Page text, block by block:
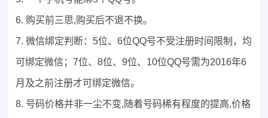
6. 购买前三思,购买后不退不换。
7. 微信绑定判断：5位、6位QQ号不受注册时间限制，均
可绑定微信；7位、8位、9位、10位QQ号需为2016年6
月及之前注册才可绑定微信。
8. 号码价格并非一尘不变,随着号码稀有程度的提高,价格